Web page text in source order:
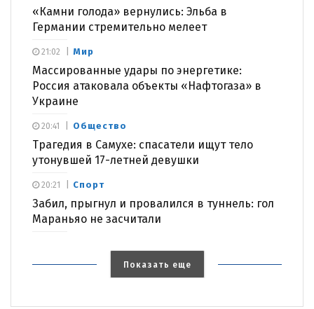
«Камни голода» вернулись: Эльба в
Германии стремительно мелеет
Мир
Массированные удары по энергетике:
Россия атаковала объекты «Нафтогаза» в
Украине
21:02
Общество
Трагедия в Самухе: спасатели ищут тело
утонувшей 17-летней девушки
20:41
Спорт
Забил, прыгнул и провалился в туннель: гол
Мараньяо не засчитали
20:21
Показать еще